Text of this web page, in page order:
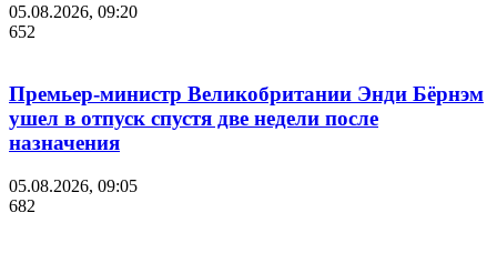
05.08.2026, 09:20
652
Премьер-министр Великобритании Энди Бёрнэм
ушел в отпуск спустя две недели после
назначения
05.08.2026, 09:05
682